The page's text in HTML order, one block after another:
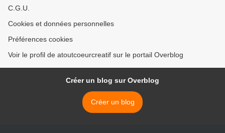
C.G.U.
Cookies et données personnelles
Préférences cookies
Voir le profil de atoutcoeurcreatif sur le portail Overblog
Créer un blog sur Overblog
Créer un blog